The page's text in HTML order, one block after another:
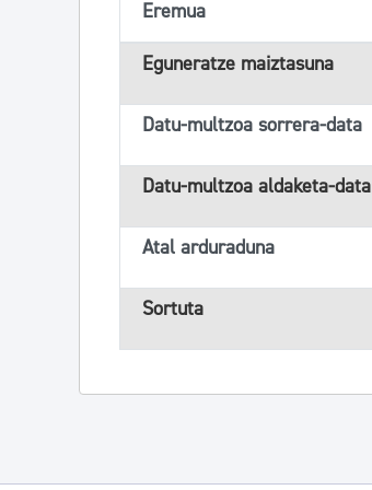
Eremua
Eguneratze maiztasuna
Datu-multzoa sorrera-data
Datu-multzoa aldaketa-data
Atal arduraduna
Sortuta